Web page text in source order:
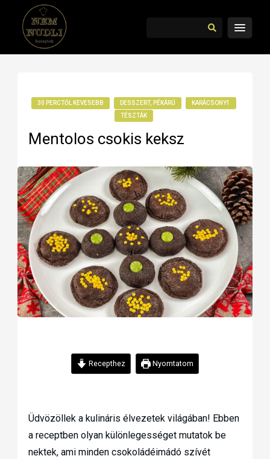
30 PERCTŐL KEVESEBB DESSZERT, PÉKÁRÚ
KARÁCSONY1
TÉSZTÁK
Mentolos csokis keksz
Recepthez Nyomtatom
Üdvözöllek a kulináris élvezetek világában! Ebben
a receptben olyan különlegességet mutatok be
nektek, ami minden csokoládéimádó szívét